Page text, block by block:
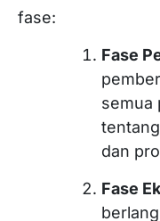
fase:
Fase
semua
dan
Fase